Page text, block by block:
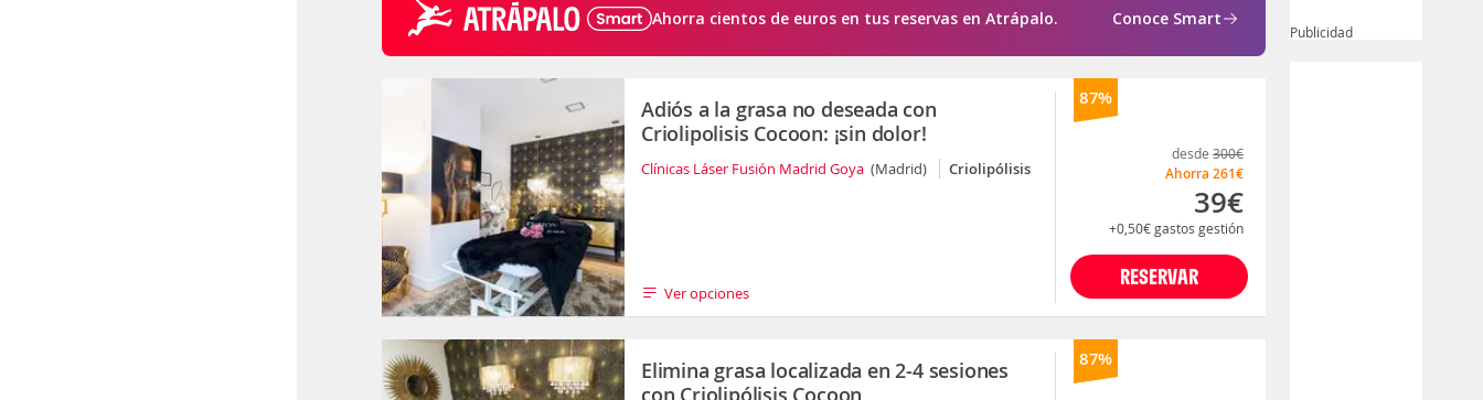
Ahorra cientos de euros en tus reservas en Atrápalo. Conoce Smart
87%
Adiós a la grasa no deseada con
Criolipolisis Cocoon: ¡sin dolor!
Clínicas Láser Fusión Madrid Goya (Madrid) Criolipólisis
Ver opciones
RESERVAR
desde 300€
Ahorra261€
39€
+0,50€gastos gestión
87%
Elimina grasa localizada en 2-4 sesiones
con Criolipólisis Cocoon
Publicidad